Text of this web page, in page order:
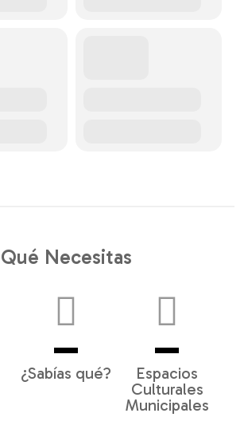
Qué Necesitas
¿Sabías qué?
Espacios
Culturales
Municipales